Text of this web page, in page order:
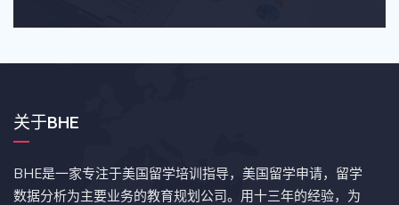
关于BHE
BHE是一家专注于美国留学培训指导，美国留学申请，留学
数据分析为主要业务的教育规划公司。用十三年的经验，为